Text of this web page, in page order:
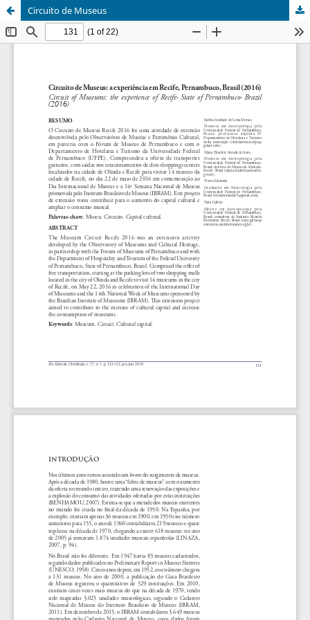
Circuito de Museus